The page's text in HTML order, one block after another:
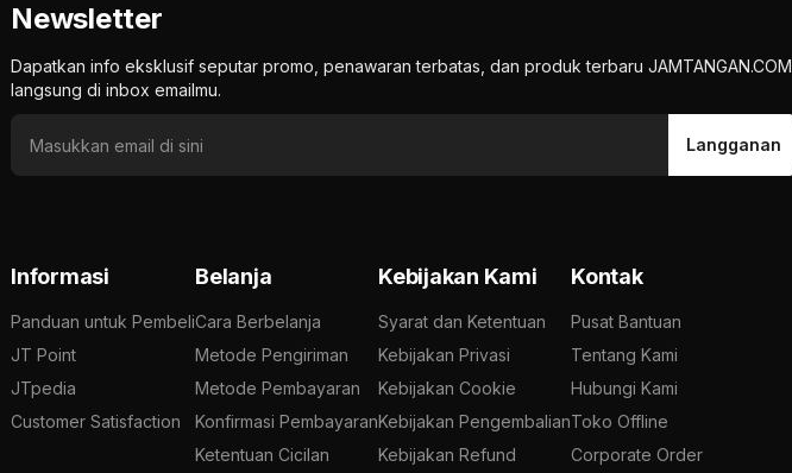
Newsletter
Dapatkan info eksklusif seputar promo, penawaran terbatas, dan produk terbaru JAMTANGAN.COM
langsung di inbox emailmu.
Langganan
Informasi
Panduan untuk Pembeli
JT Point
JTpedia
Customer Satisfaction
Belanja
Cara Berbelanja
Metode Pengiriman
Metode Pembayaran
Konfirmasi Pembayaran
Ketentuan Cicilan
Kebijakan Kami
Syarat dan Ketentuan
Kebijakan Privasi
Kebijakan Cookie
Kebijakan Pengembalian
Kebijakan Refund
Kontak
Pusat Bantuan
Tentang Kami
Hubungi Kami
Toko Offline
Corporate Order